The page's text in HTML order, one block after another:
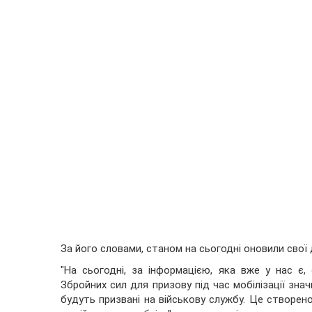
За його словами, станом на сьогодні оновили свої
"На сьогодні, за інформацією, яка вже у нас
Збройних сил для призову під час мобілізації
будуть призвані на військову службу. Це